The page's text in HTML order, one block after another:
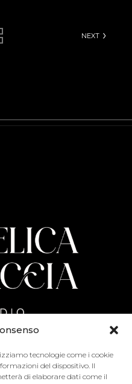
tecnologie come i cookie
del dispositivo. Il
di elaborare dati come il
NEXT
Parete (CE) – 81030